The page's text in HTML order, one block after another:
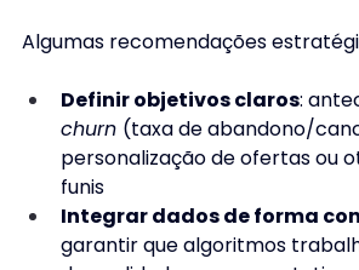
Algumas recomendações
Definir objetivos claros:
churn (taxa de abandono/
personalização de ofertas ou
funis
Integrar dados de forma
garantir que algoritmos